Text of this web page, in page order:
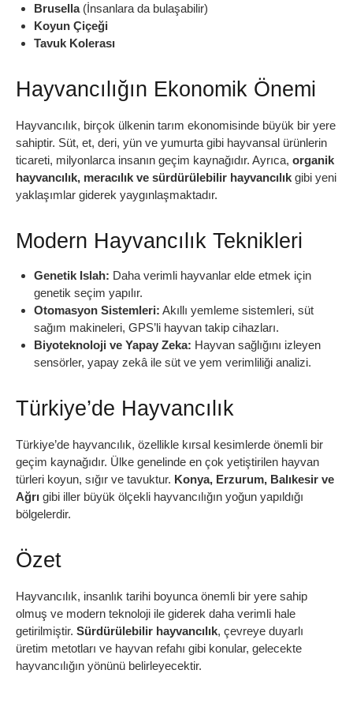
Brusella(İnsanlara da bulaşabilir)
Koyun Çiçeği
Tavuk Kolerası
Hayvancılığın Ekonomik Önemi
Hayvancılık, birçok ülkenin tarım ekonomisinde büyük bir yere
sahiptir. Süt, et, deri, yün ve yumurta gibi hayvansal ürünlerin
ticareti, milyonlarca insanın geçim kaynağıdır. Ayrıca, organik
hayvancılık, meracılık ve sürdürülebilir hayvancılık gibi yeni
yaklaşımlar giderek yaygınlaşmaktadır.
Modern Hayvancılık Teknikleri
Genetik Islah: Daha verimli hayvanlar elde etmek için
genetik seçim yapılır.
Otomasyon Sistemleri: Akıllı yemleme sistemleri, süt
sağım makineleri, GPS’li hayvan takip cihazları.
Biyoteknoloji ve Yapay Zeka: Hayvan sağlığını izleyen
sensörler, yapay zekâ ile süt ve yem verimliliği analizi.
Türkiye’de Hayvancılık
Türkiye’de hayvancılık, özellikle kırsal kesimlerde önemli bir
geçim kaynağıdır. Ülke genelinde en çok yetiştirilen hayvan
türleri koyun, sığır ve tavuktur. Konya, Erzurum, Balıkesir ve
Ağrı gibi iller büyük ölçekli hayvancılığın yoğun yapıldığı
bölgelerdir.
Özet
Hayvancılık, insanlık tarihi boyunca önemli bir yere sahip
olmuş ve modern teknoloji ile giderek daha verimli hale
getirilmiştir. Sürdürülebilir hayvancılık, çevreye duyarlı
üretim metotları ve hayvan refahı gibi konular, gelecekte
hayvancılığın yönünü belirleyecektir.